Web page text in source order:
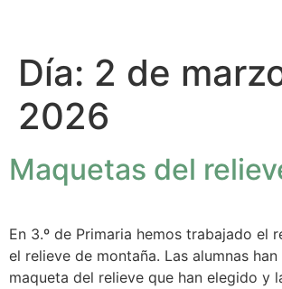
Día: 2 de
2026
Maquetas del
En 3.º de Primaria hemos trabajado el
el relieve de montaña. Las alumnas
maqueta del relieve que han elegido y